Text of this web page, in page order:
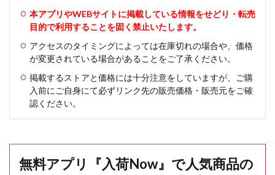
本アプリやWEBサイトに掲載している情報をせどり・転売
目的で利用することを固く禁止いたします。
アクセスのタイミングによっては在庫切れの場合や、価格
が変更されている場合があることをご了承ください。
掲載するストアと価格には十分注意をしていますが、ご購
入前にご自身にて必ずリンク先の販売価格・販売元をご確
認ください。
無料アプリ『入荷Now』で人気商品の